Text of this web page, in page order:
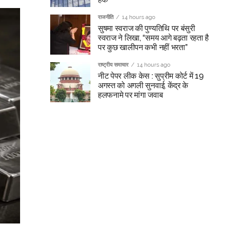
राजनीति 14 hours ago
सुषमा स्वराज की पुण्यतिथि पर बंसुरी
स्वराज ने लिखा, “समय आगे बढ़ता रहता है
पर कुछ खालीपन कभी नहीं भरता”
राष्ट्रीय समाचार 14 hours ago
नीट पेपर लीक केस : सुप्रीम कोर्ट में 19
अगस्त को अगली सुनवाई, केंद्र के
हलफनामे पर मांगा जवाब